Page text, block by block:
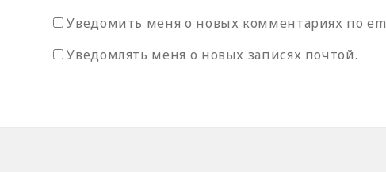
Уведомить меня о новых комментариях по
Уведомлять меня о новых записях почтой.